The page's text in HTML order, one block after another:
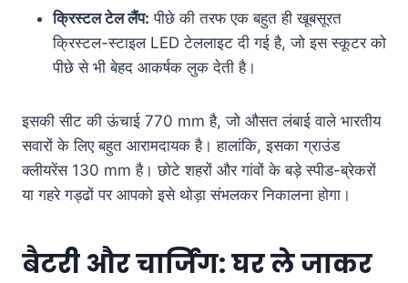
क्रिस्टल टेल लैंप: पीछे की तरफ एक बहुत ही खूबसूरत
क्रिस्टल-स्टाइल LED टेललाइट दी गई है, जो इस स्कूटर को
पीछे से भी बेहद आकर्षक लुक देती है।
इसकी सीट की ऊंचाई 770 mm है, जो औसत लंबाई वाले भारतीय
सवारों के लिए बहुत आरामदायक है। हालांकि, इसका ग्राउंड
क्लीयरेंस 130 mm है। छोटे शहरों और गांवों के बड़े स्पीड-ब्रेकरों
या गहरे गड्ढों पर आपको इसे थोड़ा संभलकर निकालना होगा ।
बैटरी और चार्जिंग: घर ले जाकर